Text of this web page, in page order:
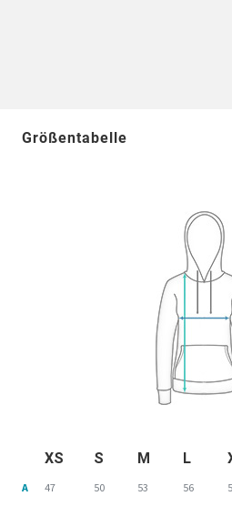
Größentabelle
XS S M L
A 47 50 53 56